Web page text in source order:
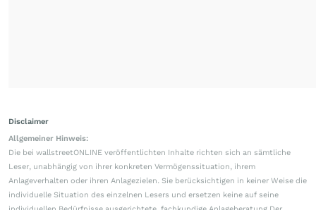
Disclaimer
Allgemeiner Hinweis:
Die bei wallstreetONLINE veröffentlichten Inhalte richten sich an sämtliche
Leser, unabhängig von ihrer konkreten Vermögenssituation, ihrem
Anlageverhalten oder ihren Anlagezielen. Sie berücksichtigen in keiner Weise die
individuelle Situation des einzelnen Lesers und ersetzen keine auf seine